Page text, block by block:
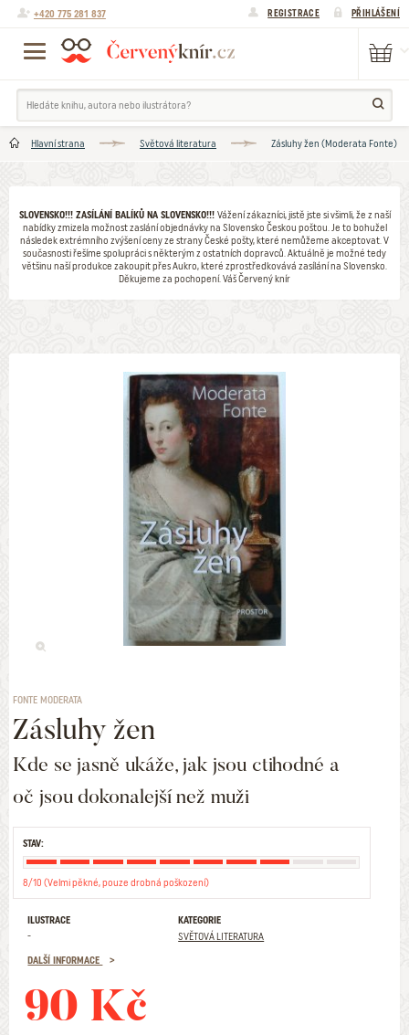
+420 775 281 837 REGISTRACE PŘIHLÁŠENÍ
Hlavní strana Světová literatura Zásluhy žen (Moderata Fonte)
SLOVENSKO!!! ZASÍLÁNÍ BALÍKŮ NA SLOVENSKO!!! Vážení zákazníci, jistě jste si všimli, že z naší
nabídky zmizela možnost zaslání objednávky na Slovensko Českou poštou. Je to bohužel
následek extrémního zvýšení ceny ze strany České pošty, které nemůžeme akceptovat. V
současnosti řešíme spolupráci s některým z ostatních dopravců. Aktuálně je možné tedy
většinu naší produkce zakoupit přes Aukro, které zprostředkovává zasílání na Slovensko.
Děkujeme za pochopení. Váš Červený knír
FONTE MODERATA
Zásluhy žen
Kde se jasně ukáže, jak jsou ctihodné a
oč jsou dokonalejší než muži
STAV:
8/10 (Velmi pěkné, pouze drobná poškození)
ILUSTRACE
-
KATEGORIE
SVĚTOVÁ LITERATURA
DALŠÍ INFORMACE
90 Kč